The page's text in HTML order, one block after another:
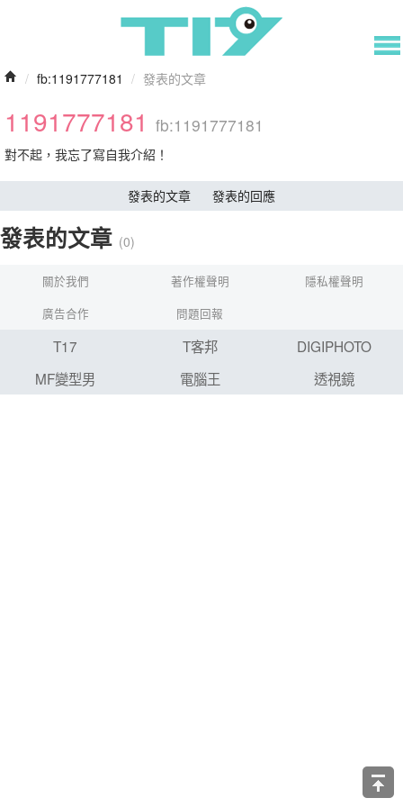
/ fb:1191777181 / 發表的文章
1191777181 fb:1191777181
對不起，我忘了寫自我介紹！
發表的文章 發表的回應
發表的文章 (0)
關於我們 著作權聲明
隱私權聲明
廣告合作
問題回報
T17 T客邦
DIGIPHOTO
MF變型男
電腦王 透視鏡